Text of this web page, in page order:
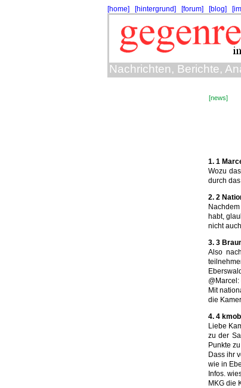
[home] [hintergrund] [forum] [blog]
Nachrichten, Berichte,
[news]
1. 1
Wozu
durch
2. 2
habt,
nicht
3. 3
Also
Mit
die
4. 4
Liebe
zu der
Punkte
Dass ihr
wie in
Infos.
MKG die